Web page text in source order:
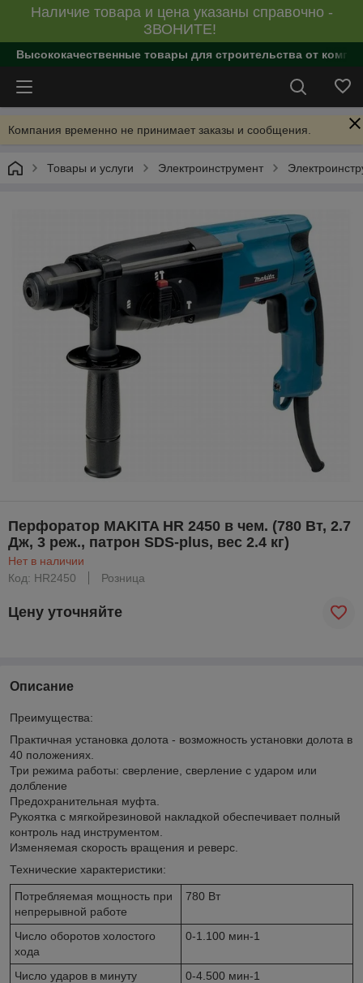
Наличие товара и цена указаны справочно -
ЗВОНИТЕ!
Высококачественные товары для строительства от
Компания временно не принимает заказы и сообщения.
Товары и услуги Электроинструмент
Перфоратор MAKITA HR 2450 в чем. (780 Вт, 2.7
Дж, 3 реж., патрон SDS-plus, вес 2.4 кг)
Нет в наличии
Код: HR2450
Розница
Цену уточняйте
Описание
Преимущества:
Практичная установка долота - возможность установки долота в
40 положениях.
Три режима работы: сверление, сверление с ударом или
долбление
Предохранительная муфта.
Рукоятка с мягкойрезиновой накладкой обеспечивает полный
контроль над инструментом.
Изменяемая скорость вращения и реверс.
Технические характеристики:
Потребляемая мощность при
непрерывной работе
780 Вт
Число оборотов холостого
хода
0-1.100 мин-1
Число ударов в минуту
0-4.500 мин-1